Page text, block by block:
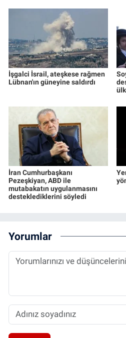
İşgalci İsrail, ateşkese rağmen
Lübnan'ın güneyine saldırdı
İran Cumhurbaşkanı
Pezeşkiyan, ABD ile
mutabakatın uygulanmasını
desteklediklerini söyledi
Yorumlar